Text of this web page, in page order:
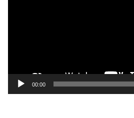
00:00